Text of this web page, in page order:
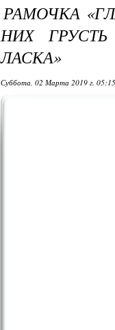
РАМОЧКА
НИХ
ЛАСКА»
Суббота, 02 Марта 2019 г.